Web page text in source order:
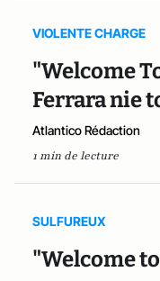
VIOLENTE CHARGE
"Welcome
Ferrara nie
Atlantico Rédaction
1 min de lecture
SULFUREUX
"Welcome